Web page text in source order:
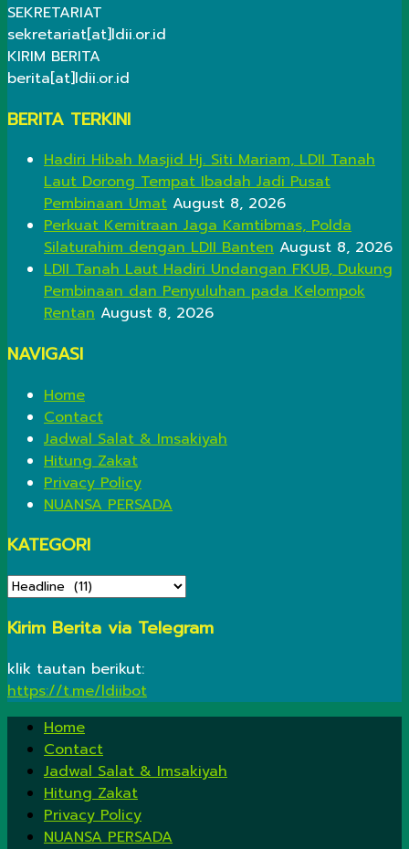
SEKRETARIAT
sekretariat[at]ldii.or.id
KIRIM BERITA
berita[at]ldii.or.id
BERITA TERKINI
Hadiri Hibah Masjid Hj. Siti Mariam, LDII Tanah
Laut Dorong Tempat Ibadah Jadi Pusat
Pembinaan Umat August 8, 2026
Perkuat Kemitraan Jaga Kamtibmas, Polda
Silaturahim dengan LDII Banten August 8, 2026
LDII Tanah Laut Hadiri Undangan FKUB, Dukung
Pembinaan dan Penyuluhan pada Kelompok
Rentan August 8, 2026
NAVIGASI
Home
Contact
Jadwal Salat & Imsakiyah
Hitung Zakat
Privacy Policy
NUANSA PERSADA
KATEGORI
KATEGORI
Kirim Berita via Telegram
klik tautan berikut:
https://t.me/ldiibot
Home
Contact
Jadwal Salat & Imsakiyah
Hitung Zakat
Privacy Policy
NUANSA PERSADA